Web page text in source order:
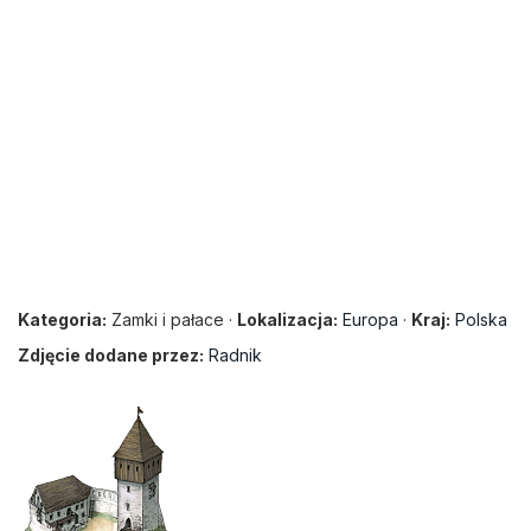
Kategoria: Zamki i pałace · Lokalizacja: Europa · Kraj: Polska
Zdjęcie dodane przez: Radnik